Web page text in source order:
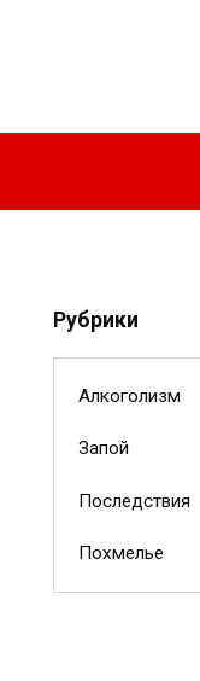
Рубрики
Алкоголизм
Запой
Последствия
Похмелье